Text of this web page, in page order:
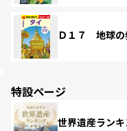
Ｄ１７ 地球
特設ページ
世界遺産ラン